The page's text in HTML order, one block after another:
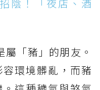
陰！「夜店、酒
「豬」的朋友。
環境髒亂，而豬